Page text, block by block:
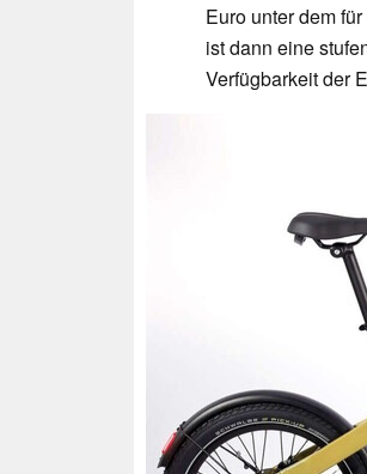
Euro unter dem
ist dann eine
Verfügbarkeit der